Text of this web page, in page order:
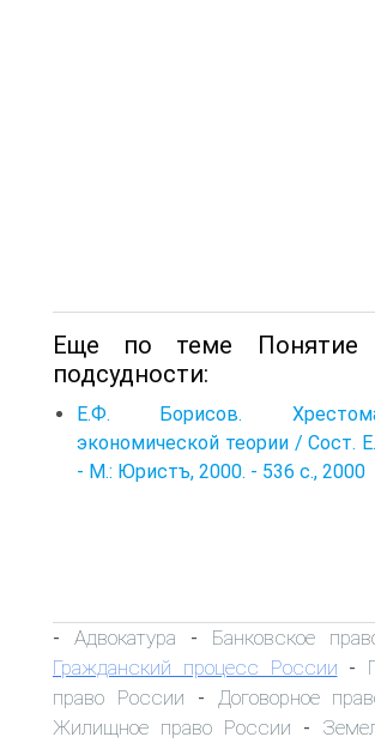
Еще по теме
подсудности:
Е.Ф. Борисов.
экономической теории / Сост.
- М.: Юристъ, 2000. - 536 с., 2000
- Адвокатура - Банковское
Гражданский процесс России -
право России - Договорное
Жилищное право России -